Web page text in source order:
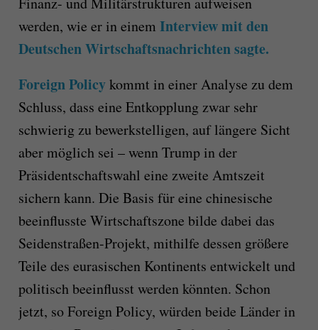
werden, wie er in einem Interview mit den
Deutschen Wirtschaftsnachrichten sagte.
Foreign Policykommt in einer Analyse zu dem
Schluss, dass eine Entkopplung zwar sehr
schwierig zu bewerkstelligen, auf längere Sicht
aber möglich sei – wenn Trump in der
Präsidentschaftswahl eine zweite Amtszeit
sichern kann. Die Basis für eine chinesische
beeinflusste Wirtschaftszone bilde dabei das
Seidenstraßen-Projekt, mithilfe dessen größere
Teile des eurasischen Kontinents entwickelt und
politisch beeinflusst werden könnten. Schon
jetzt, so Foreign Policy, würden beide Länder in